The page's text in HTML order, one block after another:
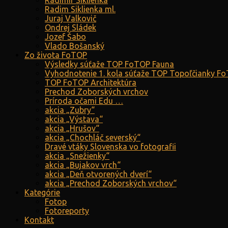
Radim Siklienka ml.
Juraj Valkovič
Ondrej Sládek
Jozef Šabo
Vlado Bošanský
Zo života FoTOP
Výsledky súťaže TOP FoTOP Fauna
Vyhodnotenie 1. kola súťaže TOP Topoľčianky
TOP FoTOP Architektúra
Prechod Zoborských vrchov
Príroda očami Edu …
akcia „Zubry“
akcia „Výstava“
akcia „Hrušov“
akcia „Chochláč severský“
Dravé vtáky Slovenska vo fotografii
akcia „Snežienky“
akcia „Bujakov vrch“
akcia „Deň otvorených dverí“
akcia „Prechod Zoborských vrchov“
Kategórie
Fotop
Fotoreporty
Kontakt